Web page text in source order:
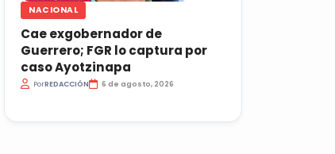
NACIONAL
Cae exgobernador de
Guerrero; FGR lo captura por
caso Ayotzinapa
PorREDACCIÓN 6 de agosto, 2026